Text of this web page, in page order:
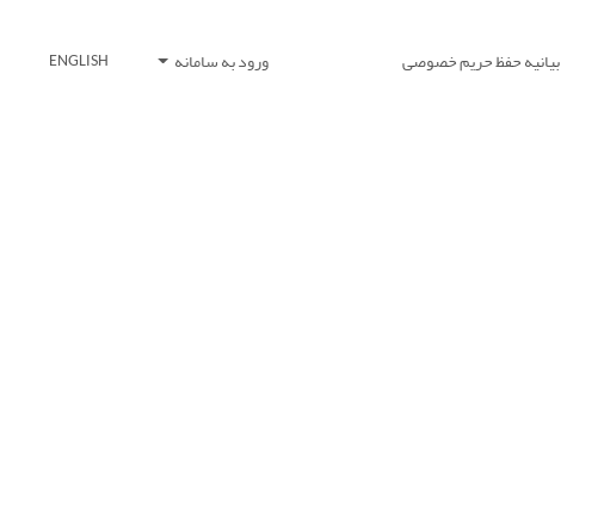
بیانیه حفظ حریم خصوصی ورود به سامانه ENGLISH